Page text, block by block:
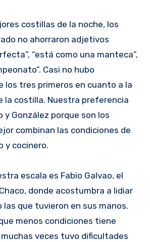
costillas de la noche, los
no ahorraron adjetivos
“está como una manteca”,
Casi no hubo
los tres primeros en cuanto a la
la costilla. Nuestra preferencia
González porque son los
combinan las condiciones de
y cocinero.
escala es Fabio Galvao, el
donde acostumbra a lidiar
las que tuvieron en sus manos.
menos condiciones tiene
veces tuvo dificultades